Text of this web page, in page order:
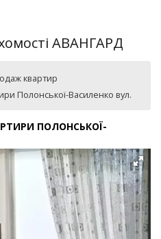
квартир
Полонської-Василенко вул.
ПОЛОНСЬКОЇ-